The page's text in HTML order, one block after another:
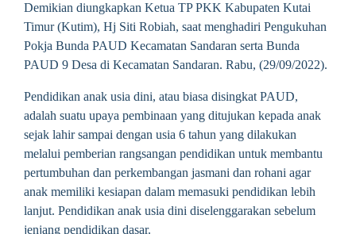
Demikian diungkapkan Ketua TP PKK Kabupaten Kutai
Timur (Kutim), Hj Siti Robiah, saat menghadiri Pengukuhan
Pokja Bunda PAUD Kecamatan Sandaran serta Bunda
PAUD 9 Desa di Kecamatan Sandaran. Rabu, (29/09/2022).
Pendidikan anak usia dini, atau biasa disingkat PAUD,
adalah suatu upaya pembinaan yang ditujukan kepada anak
sejak lahir sampai dengan usia 6 tahun yang dilakukan
melalui pemberian rangsangan pendidikan untuk membantu
pertumbuhan dan perkembangan jasmani dan rohani agar
anak memiliki kesiapan dalam memasuki pendidikan lebih
lanjut. Pendidikan anak usia dini diselenggarakan sebelum
jenjang pendidikan dasar.